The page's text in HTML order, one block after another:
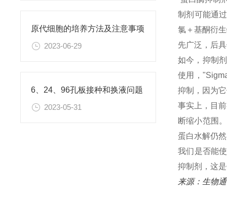
原代细胞的培养方法及注意事项
2023-06-29
6、24、96孔板接种和换液问题
2023-05-31
制剂可能通
氯＋基酮衍
先广泛，后
如今，抑制
使用，
抑制，因为
事实上，目
断缩小范围
蛋白水解仍
我们是否能
抑制剂，这
来源：生物通